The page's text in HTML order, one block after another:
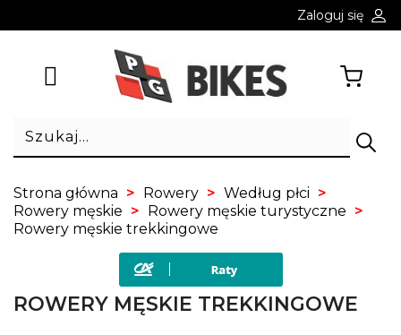
Zaloguj się
Strona główna Rowery
Według płci
Rowery męskie
Rowery męskie turystyczne
Rowery męskie trekkingowe
ROWERY MĘSKIE TREKKINGOWE